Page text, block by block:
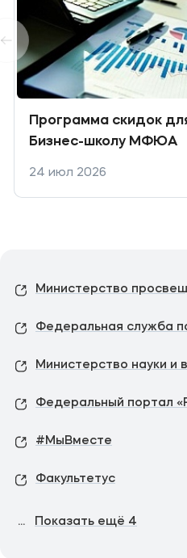
Программа скидок
Бизнес-школу МФЮА
24 июл 2026
Министерство
Министерство науки и
#МыВместе
Факультетус
... Показать ещё 4